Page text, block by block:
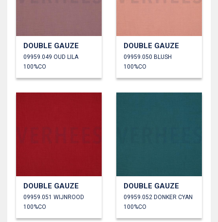
DOUBLE GAUZE
09959.049 OUD LILA
100%CO
DOUBLE GAUZE
09959.050 BLUSH
100%CO
DOUBLE GAUZE
09959.051 WIJNROOD
100%CO
DOUBLE GAUZE
09959.052 DONKER CYAN
100%CO